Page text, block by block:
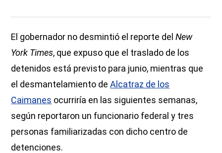
El gobernador no desmintió el reporte delNew
York Times, que expuso que el traslado de los
detenidos está previsto para junio, mientras que
el desmantelamiento deAlcatraz de los
Caimanes ocurriría en las siguientes semanas,
según reportaron un funcionario federal y tres
personas familiarizadas con dicho centro de
detenciones.